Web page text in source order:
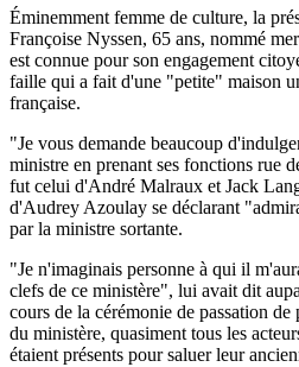
Éminemment femme de culture, la
Françoise Nyssen, 65 ans, nommé
est connue pour son engagement
faille qui a fait d'une "petite" maison
française.
"Je vous demande beaucoup
ministre en prenant ses fonctions rue
fut celui d'André Malraux et Jack
d'Audrey Azoulay se déclarant
par la ministre sortante.
"Je n'imaginais personne à qui il
clefs de ce ministère", lui avait dit
cours de la cérémonie de passation
du ministère, quasiment tous les
étaient présents pour saluer leur